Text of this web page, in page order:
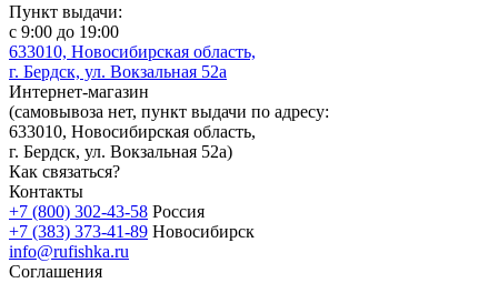
Пункт выдачи:
с 9:00 до 19:00
633010, Новосибирская область,
г. Бердск, ул. Вокзальная 52а
Интернет-магазин
(самовывоза нет, пункт выдачи по адресу:
633010, Новосибирская область,
г. Бердск, ул. Вокзальная 52а)
Как связаться?
Контакты
+7 (800) 302-43-58 Россия
+7 (383) 373-41-89 Новосибирск
info@rufishka.ru
Соглашения